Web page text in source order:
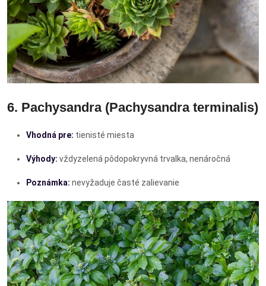
6. Pachysandra (Pachysandra terminalis)
Vhodná pre: tienisté miesta
Výhody: vždyzelená pôdopokryvná trvalka, nenáročná
Poznámka: nevyžaduje časté zalievanie